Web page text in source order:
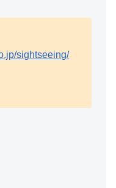
sightseeing/